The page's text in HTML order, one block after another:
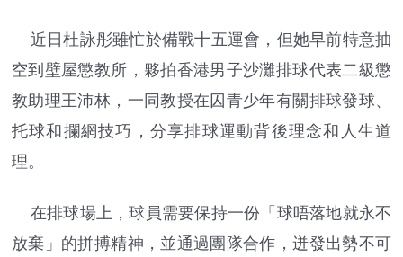
近日杜詠彤雖忙於備戰十五運會，但她早前特意抽
空到壁屋懲教所，夥拍香港男子沙灘排球代表二級懲
教助理王沛林，一同教授在囚青少年有關排球發球、
托球和攔網技巧，分享排球運動背後理念和人生道
理。
在排球場上，球員需要保持一份「球唔落地就永不
放棄」的拼搏精神，並通過團隊合作，迸發出勢不可